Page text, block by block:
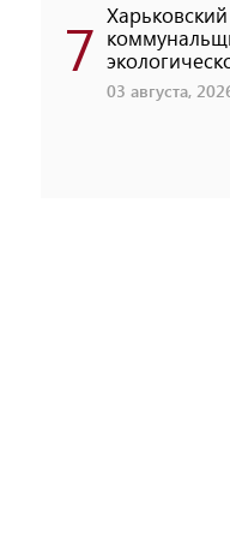
7
03 августа,